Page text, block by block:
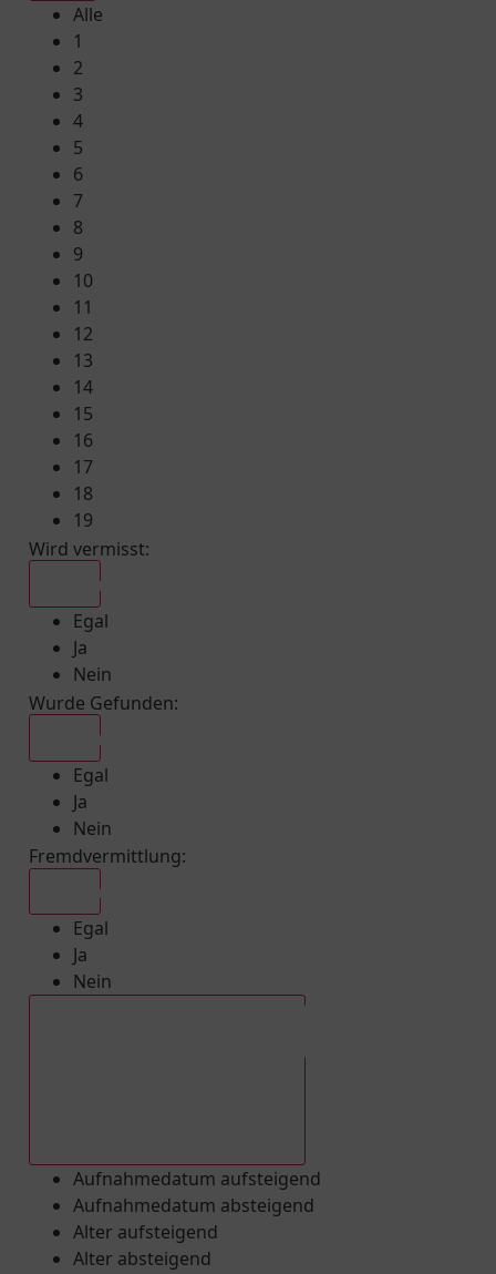
Alle
1
2
3
4
5
6
7
8
9
10
11
12
13
14
15
16
17
18
19
Wird vermisst:
Egal
Ja
Nein
Wurde Gefunden:
Egal
Ja
Nein
Fremdvermittlung:
Egal
Ja
Nein
Aufnahmedatum aufsteigend
Aufnahmedatum absteigend
Alter aufsteigend
Alter absteigend